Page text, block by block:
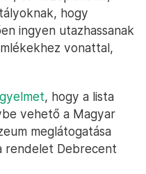
hogy
ingyen utazhassanak
vonattal,
, hogy a lista
vehető a Magyar
meglátogatása
rendelet Debrecent